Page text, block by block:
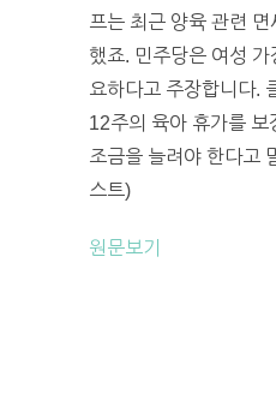
프는 최근 양육 관련
했죠. 민주당은 여성
요하다고 주장합니다.
12주의 육아 휴가를 보
조금을 늘려야 한다고
스트)
원문보기